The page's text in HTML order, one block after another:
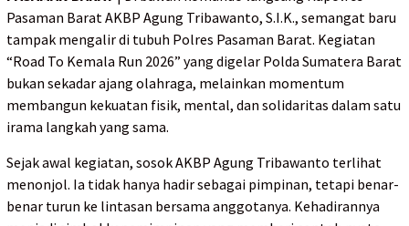
Pasaman Barat AKBP Agung Tribawanto, S.I.K., semangat baru
tampak mengalir di tubuh Polres Pasaman Barat. Kegiatan
“Road To Kemala Run 2026” yang digelar Polda Sumatera Barat
bukan sekadar ajang olahraga, melainkan momentum
membangun kekuatan fisik, mental, dan solidaritas dalam satu
irama langkah yang sama.
Sejak awal kegiatan, sosok AKBP Agung Tribawanto terlihat
menonjol. Ia tidak hanya hadir sebagai pimpinan, tetapi benar-
benar turun ke lintasan bersama anggotanya. Kehadirannya